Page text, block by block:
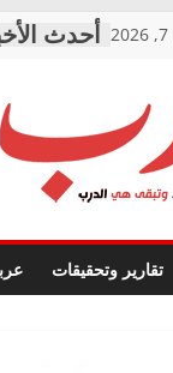
تقارير وتحقيقات